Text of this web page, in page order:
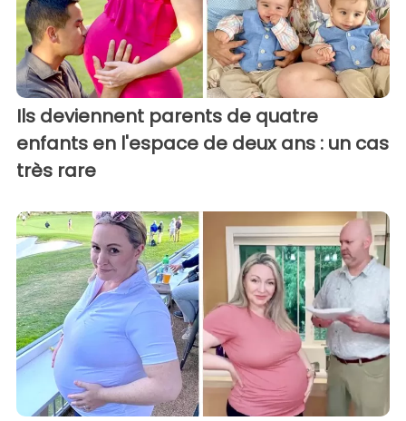
Ils deviennent parents de quatre
enfants en l'espace de deux ans : un cas
très rare